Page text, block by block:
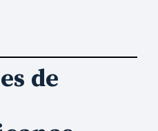
de